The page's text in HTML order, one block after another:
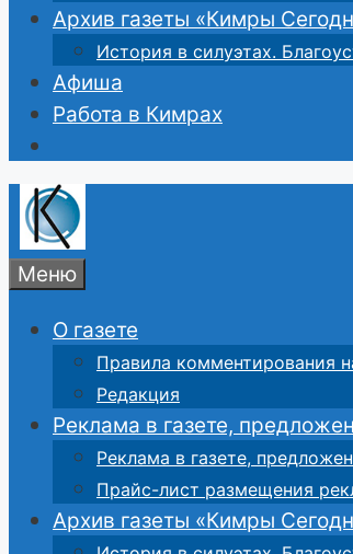
Архив газеты «Кимры
История в силуэтах.
Афиша
Работа в Кимрах
Меню
О газете
Правила комментирования
Редакция
Реклама в газете,
Реклама в газете,
Прайс-лист размещения
Архив газеты «Кимры